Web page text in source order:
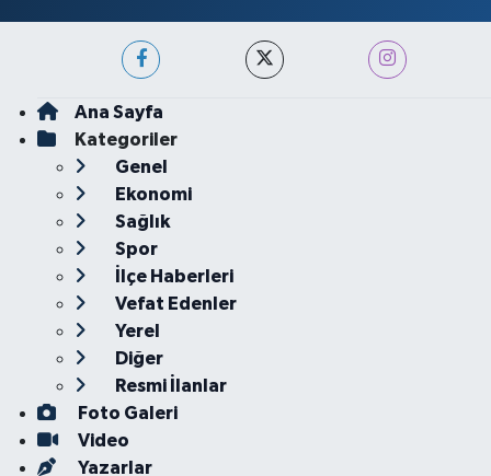
Ana Sayfa
Kategoriler
Genel
Ekonomi
Sağlık
Spor
İlçe Haberleri
Vefat Edenler
Yerel
Diğer
Resmi İlanlar
Foto Galeri
Video
Yazarlar